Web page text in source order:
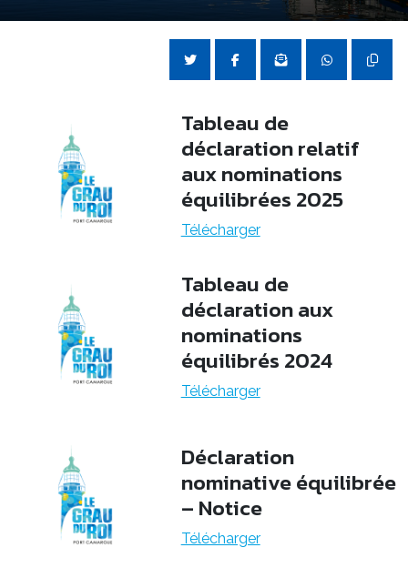
Tableau de
déclaration relatif
aux nominations
équilibrées 2025
Télécharger
Tableau de
déclaration aux
nominations
équilibrés 2024
Télécharger
Déclaration
nominative équilibrée
– Notice
Télécharger